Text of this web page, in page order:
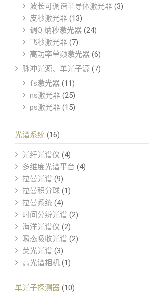
波长可调谐半导体激光器 (3)
皮秒激光器 (13)
调Q 纳秒激光器 (24)
飞秒激光器 (7)
高功率单频激光器 (6)
脉冲光源、单光子源 (7)
fs激光器 (11)
ns激光器 (25)
ps激光器 (15)
光谱系统 (16)
光纤光谱仪 (4)
多维度光谱平台 (4)
拉曼光谱 (9)
拉曼积分球 (1)
拉曼系统 (4)
时间分辨光谱 (2)
海洋光谱仪 (2)
瞬态吸收光谱 (2)
荧光光谱 (3)
高光谱相机 (1)
单光子探测器 (10)